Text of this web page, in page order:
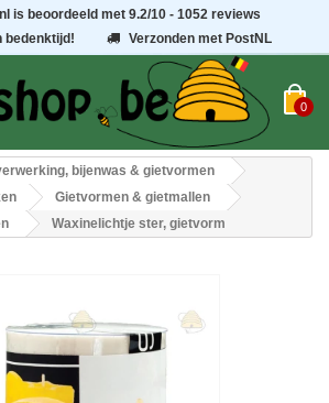
is beoordeeld met9.2/10 - 1052 reviews
bedenktijd!
Verzonden met PostNL
0
bijenwas & gietvormen
Gietvormen & gietmallen
Waxinelichtje ster, gietvorm